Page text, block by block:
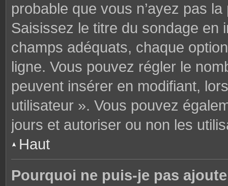
probable que vous n’ayez pas
Saisissez le titre du sondage en
champs adéquats, chaque
ligne. Vous pouvez régler le
peuvent insérer en modifiant,
utilisateur ». Vous pouvez
jours et autoriser ou non les
Haut
Pourquoi ne puis-je pas